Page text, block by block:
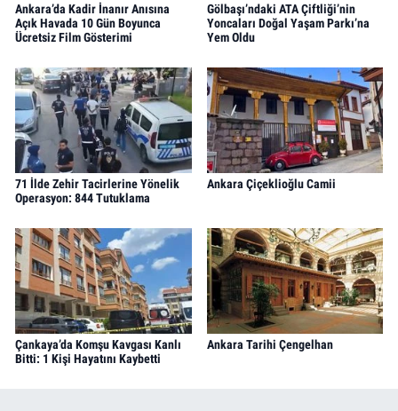
Ankara’da Kadir İnanır Anısına
Açık Havada 10 Gün Boyunca
Ücretsiz Film Gösterimi
Gölbaşı’ndaki ATA Çiftliği’nin
Yoncaları Doğal Yaşam Parkı’na
Yem Oldu
71 İlde Zehir Tacirlerine Yönelik
Operasyon: 844 Tutuklama
Ankara Çiçeklioğlu Camii
Çankaya’da Komşu Kavgası Kanlı
Bitti: 1 Kişi Hayatını Kaybetti
Ankara Tarihi Çengelhan